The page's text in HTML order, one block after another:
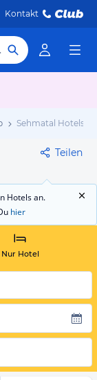
Kontakt
Sehmatal Hotels
Teilen
Hotels an.
hier
Nur Hotel